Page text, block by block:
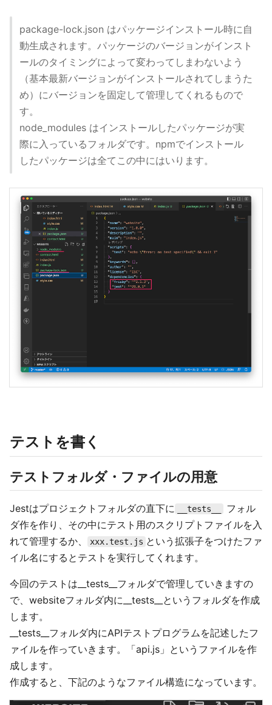
package-lock.json はパッケージインストール時に自
動生成されます。パッケージのバージョンがインスト
ールのタイミングによって変わってしまわないよう
（基本最新バージョンがインストールされてしまうた
め）にバージョンを固定して管理してくれるもので
す。
node_modules はインストールしたパッケージが実
際に入っているフォルダです。npmでインストール
したパッケージは全てこの中にはいります。
テストを書く
テストフォルダ・ファイルの用意
Jestはプロジェクトフォルダの直下に __tests__
フォル
ダ作を作り、その中にテスト用のスクリプトファイルを入
れて管理するか、
xxx.test.js という拡張子をつけたファ
イル名にするとテストを実行してくれます。
今回のテストは__tests__フォルダで管理していきますの
で、websiteフォルダ内に__tests__というフォルダを作成
します。
__tests__フォルダ内にAPIテストプログラムを記述したフ
ァイルを作っていきます。「api.js」というファイルを作
成します。
作成すると、下記のようなファイル構造になっています。